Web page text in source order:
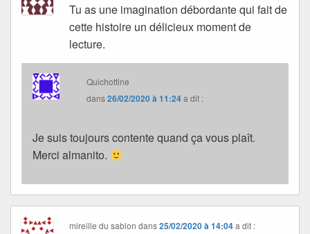
Tu as une imagination débordante qui fait de
cette histoire un délicieux moment de
lecture.
Quichottine
dans26/02/2020 à 11:24a dit :
Je suis toujours contente quand ça vous plaît.
Merci almanito.
mireille du sablon dans25/02/2020 à 14:04 a dit :